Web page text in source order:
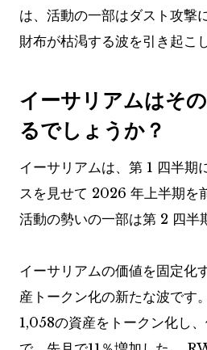
は、活動の一部はダスト攻撃
財布が枯渇する波を引き起こ
イーサリアムはそ
るでしょうか？
イーサリアムは、第 1 四半期
スを見せて 2026 年上半期を
活動の勢いの一部は第 2 四半
イーサリアムの価値を固定化
産トークン化の新たな波です
1,058の資産をトークン化し